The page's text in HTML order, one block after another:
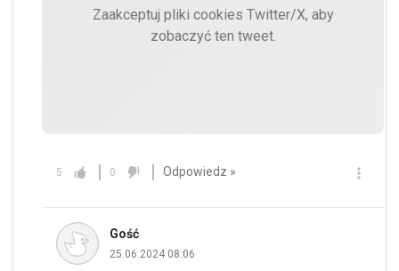
Zaakceptuj pliki cookies Twitter/X, aby
zobaczyć ten tweet.
5 0 Odpowiedz »
Gość
25.06.2024 08:06